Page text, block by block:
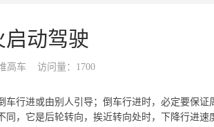
动驾驶
高车 访问量：1700
行进或由别人引导；倒车行进时，必定要保
，它是后轮转向，挨近转向处时，下降行进速